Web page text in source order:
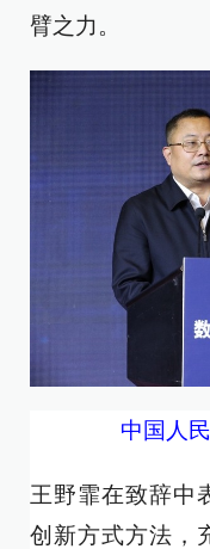
臂之力。
中国人
王野霏在致辞中
创新方式方法，